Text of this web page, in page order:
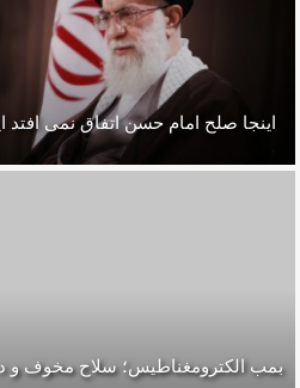
اينجا صلح امام حسن اتفاق نمى افتد
بمب الکترومغناطیس؛ سلاح مخوف و